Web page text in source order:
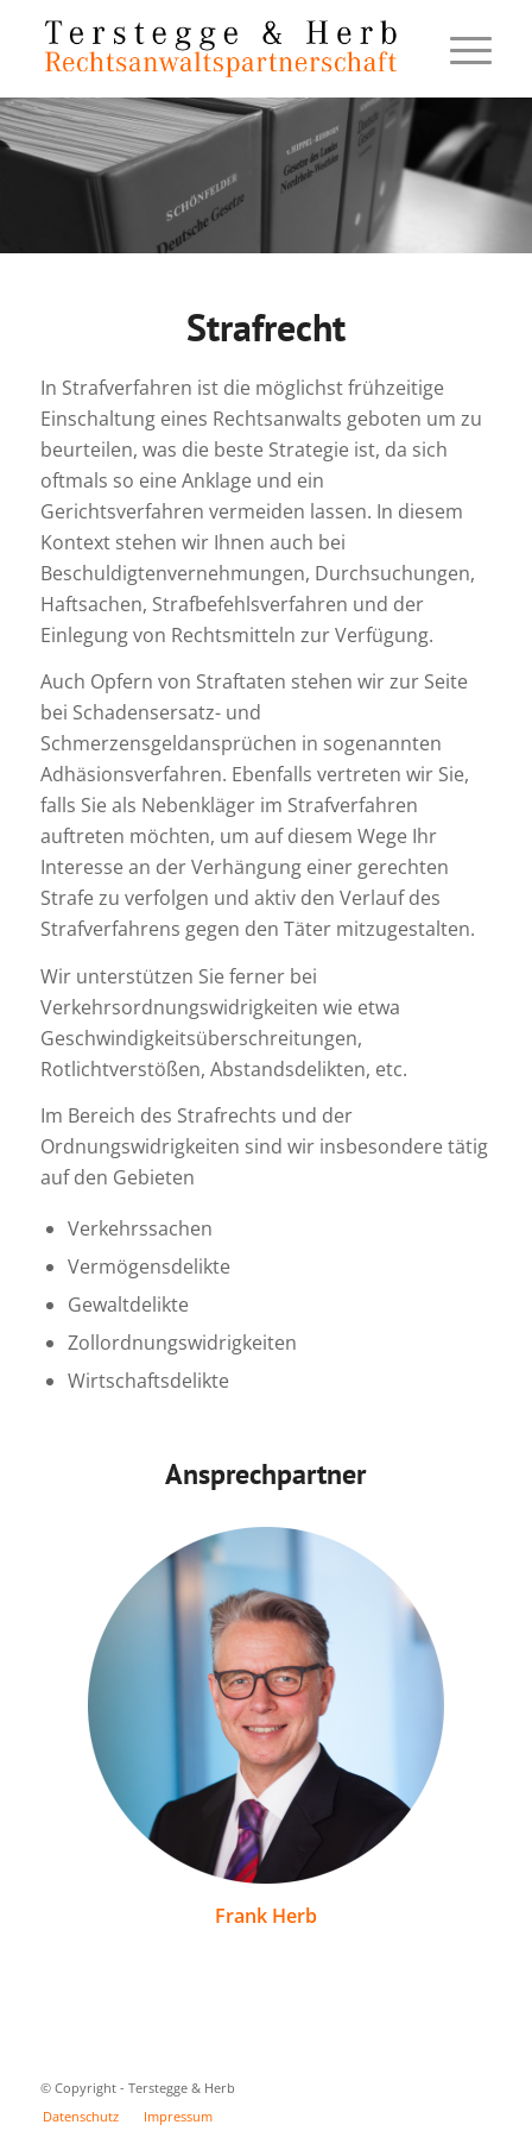
Strafrecht
In Strafverfahren ist die möglichst frühzeitige
Einschaltung eines Rechtsanwalts geboten um zu
beurteilen, was die beste Strategie ist, da sich
oftmals so eine Anklage und ein
Gerichtsverfahren vermeiden lassen. In diesem
Kontext stehen wir Ihnen auch bei
Beschuldigtenvernehmungen, Durchsuchungen,
Haftsachen, Strafbefehlsverfahren und der
Einlegung von Rechtsmitteln zur Verfügung.
Auch Opfern von Straftaten stehen wir zur Seite
bei Schadensersatz- und
Schmerzensgeldansprüchen in sogenannten
Adhäsionsverfahren. Ebenfalls vertreten wir Sie,
falls Sie als Nebenkläger im Strafverfahren
auftreten möchten, um auf diesem Wege Ihr
Interesse an der Verhängung einer gerechten
Strafe zu verfolgen und aktiv den Verlauf des
Strafverfahrens gegen den Täter mitzugestalten.
Wir unterstützen Sie ferner bei
Verkehrsordnungswidrigkeiten wie etwa
Geschwindigkeitsüberschreitungen,
Rotlichtverstößen, Abstandsdelikten, etc.
Im Bereich des Strafrechts und der
Ordnungswidrigkeiten sind wir insbesondere tätig
auf den Gebieten
Verkehrssachen
Vermögensdelikte
Gewaltdelikte
Zollordnungswidrigkeiten
Wirtschaftsdelikte
Ansprechpartner
Frank Herb
© Copyright - Terstegge & Herb
Datenschutz
Impressum